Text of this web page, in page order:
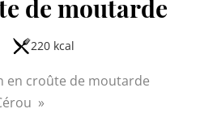
de moutarde
220 kcal
en croûte de moutarde